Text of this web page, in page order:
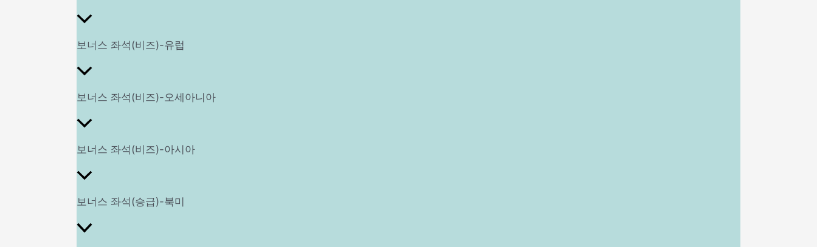
글
보너스 좌석(비즈)-유럽
보너스 좌석(비즈)-오세아니아
보너스 좌석(비즈)-아시아
보너스 좌석(승급)-북미